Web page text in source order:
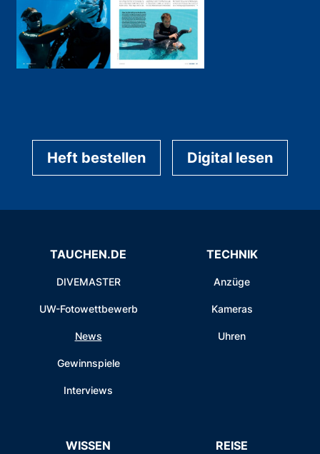
Heft bestellen Digital lesen
TAUCHEN.DE
DIVEMASTER
UW-Fotowettbewerb
News
Gewinnspiele
Interviews
TECHNIK
Anzüge
Kameras
Uhren
WISSEN REISE